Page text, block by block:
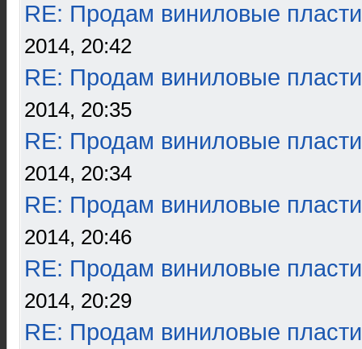
RE: Продам виниловые
2014, 20:42
RE: Продам виниловые
2014, 20:35
RE: Продам виниловые
2014, 20:34
RE: Продам виниловые
2014, 20:46
RE: Продам виниловые
2014, 20:29
RE: Продам виниловые